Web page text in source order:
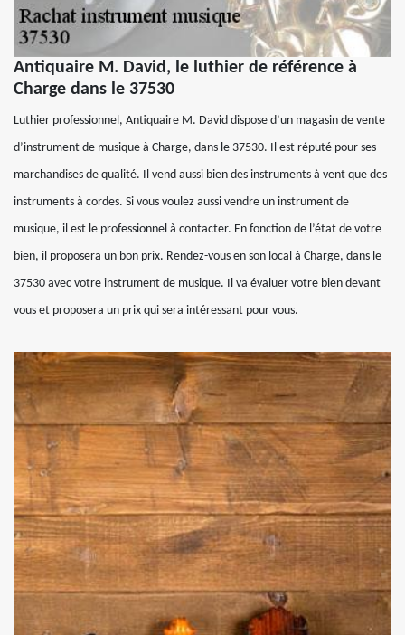
Antiquaire M. David, le luthier de référence à
Charge dans le 37530
Luthier professionnel, Antiquaire M. David dispose d’un magasin de vente
d’instrument de musique à Charge, dans le 37530. Il est réputé pour ses
marchandises de qualité. Il vend aussi bien des instruments à vent que des
instruments à cordes. Si vous voulez aussi vendre un instrument de
musique, il est le professionnel à contacter. En fonction de l’état de votre
bien, il proposera un bon prix. Rendez-vous en son local à Charge, dans le
37530 avec votre instrument de musique. Il va évaluer votre bien devant
vous et proposera un prix qui sera intéressant pour vous.